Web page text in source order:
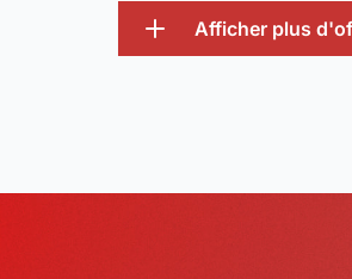
la rentabilité, les délais, la qualité
respect des règles de sécurité et
Afficher plus